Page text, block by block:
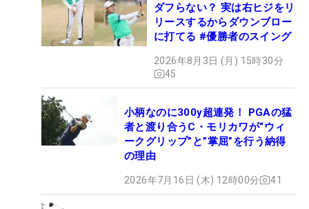
ダフらない？ 実は右ヒジをリ
リースするからダウンブロー
に打てる #優勝者のスイング
2026年8月3日 (月) 15時30分
45
小柄なのに300y超連発！ PGAの猛
者と渡り合うC・モリカワが“ウィ
ークグリップ”と”掌屈”を行う納得
の理由
2026年7月16日 (木) 12時00分 41